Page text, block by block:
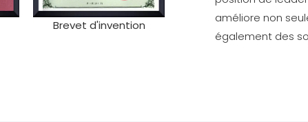
Brevet d'invention
améliore non
également des